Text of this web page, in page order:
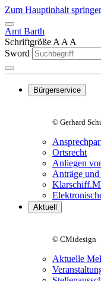
Zum Hauptinhalt
Amt Barth
Schriftgröße A A A
Sword
Bürgerservice
© Gerhard
Ortsrecht
Anliegen
Anträge
Aktuell
© CMidesign
Aktuelle